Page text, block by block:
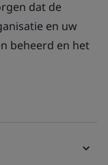
dat de
en uw
beheerd en het